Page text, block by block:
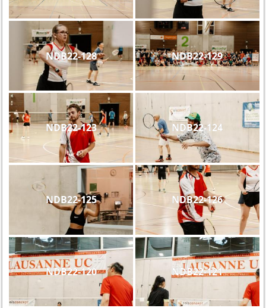
NDB22-128 NDB22-129
NDB22-123 NDB22-124
NDB22-125 NDB22-126
NDB22-120 NDB22-121